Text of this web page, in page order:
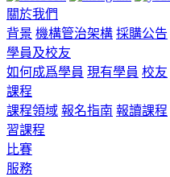
關於我們
背景 機構管治架構 採購公告
學員及校友
如何成爲學員 現有學員 校友
課程
課程領域 報名指南 報讀課程
習課程
比賽
服務